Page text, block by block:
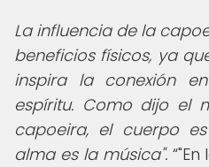
La influencia de la
beneficios físicos, ya
inspira la conexión
espíritu. Como dijo el
capoeira, el cuerpo
alma es la música".